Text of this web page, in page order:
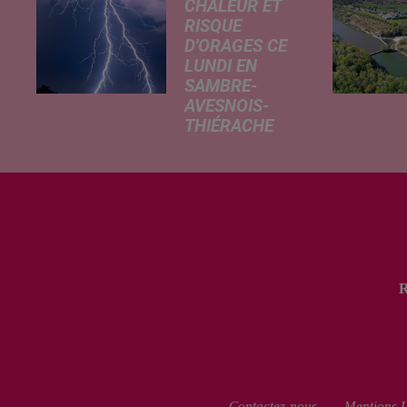
CHALEUR ET
RISQUE
D'ORAGES CE
LUNDI EN
SAMBRE-
AVESNOIS-
THIÉRACHE